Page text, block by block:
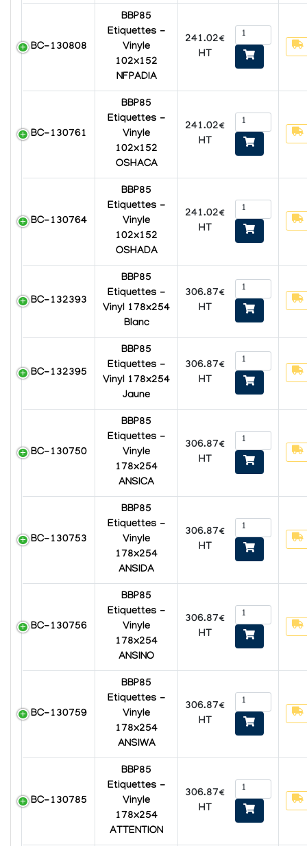
BC-130808
BBP85
Etiquettes -
Vinyle
102x152
NFPADIA
241.02€
HT
BC-130761
BBP85
Etiquettes -
Vinyle
102x152
OSHACA
241.02€
HT
BC-130764
BBP85
Etiquettes -
Vinyle
102x152
OSHADA
241.02€
HT
BC-132393
BBP85
Etiquettes -
Vinyl 178x254
Blanc
306.87€
HT
BC-132395
BBP85
Etiquettes -
Vinyl 178x254
Jaune
306.87€
HT
BC-130750
BBP85
Etiquettes -
Vinyle
178x254
ANSICA
306.87€
HT
BC-130753
BBP85
Etiquettes -
Vinyle
178x254
ANSIDA
306.87€
HT
BC-130756
BBP85
Etiquettes -
Vinyle
178x254
ANSINO
306.87€
HT
BC-130759
BBP85
Etiquettes -
Vinyle
178x254
ANSIWA
306.87€
HT
BC-130785
BBP85
Etiquettes -
Vinyle
178x254
ATTENTION
306.87€
HT